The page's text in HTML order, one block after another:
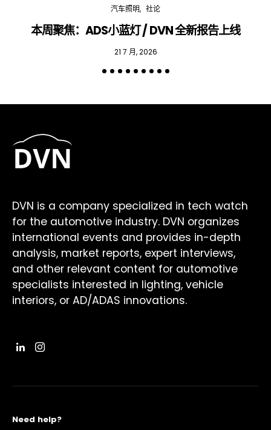
汽车照明 社论
本周聚焦：ADS小蓝灯 / DVN 全新报告上线
21 7 月, 2026
DVN is a company specialized in tech watch
for the automotive industry. DVN organizes
international events and provides in-depth
analysis, market reports, expert interviews,
and other relevant content for automotive
specialists interested in lighting, vehicle
interiors, or AD/ADAS innovations.
Need help?